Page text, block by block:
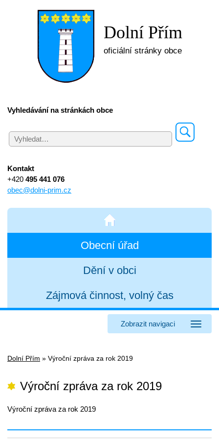
Dolní Přím
oficiální stránky obce
Vyhledávání na stránkách obce
Kontakt
+420 495 441 076
obec@dolni-prim.cz
Obecní úřad
Dění v obci
Zájmová činnost, volný čas
Zobrazit navigaci
Dolní Přím » Výroční zpráva za rok 2019
Výroční zpráva za rok 2019
Výroční zpráva za rok 2019